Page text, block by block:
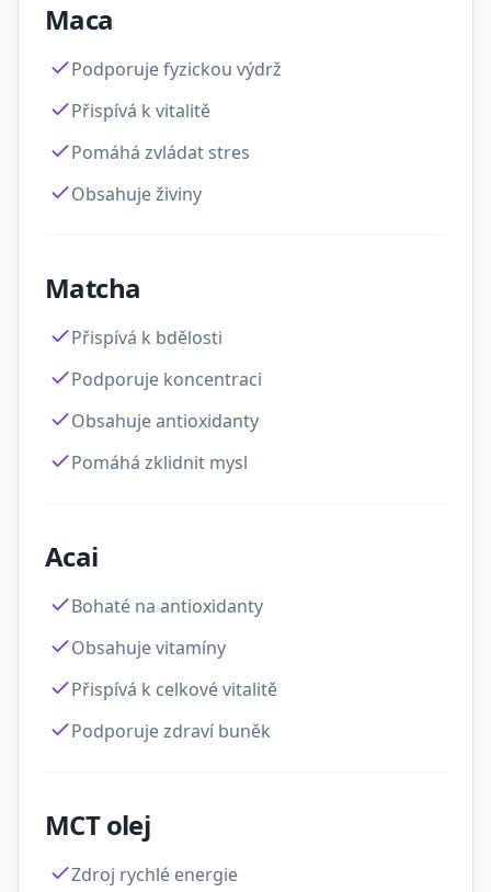
Maca
Podporuje fyzickou výdrž
Přispívá k vitalitě
Pomáhá zvládat stres
Obsahuje živiny
Matcha
Přispívá k bdělosti
Podporuje koncentraci
Obsahuje antioxidanty
Pomáhá zklidnit mysl
Acai
Bohaté na antioxidanty
Obsahuje vitamíny
Přispívá k celkové vitalitě
Podporuje zdraví buněk
MCT olej
Zdroj rychlé energie